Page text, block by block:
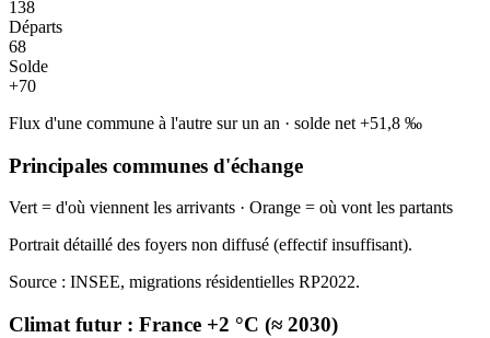
138
Départs
68
Solde
+70
Flux d'une commune à l'autre sur un an · solde net +51,8 ‰
Principales communes d'échange
Vert = d'où viennent les arrivants · Orange = où vont les partants
Portrait détaillé des foyers non diffusé (effectif insuffisant).
Source : INSEE, migrations résidentielles RP2022.
Climat futur : France +2 °C (≈ 2030)